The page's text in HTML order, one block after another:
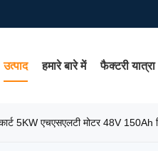
उत्पाद हमारे बारे में फैक्टरी यात्रा
5KW एचएसएलटी मोटर 48V 150Ah